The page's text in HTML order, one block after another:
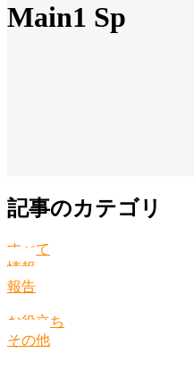
Main1 Sp
記事のカテゴリ
すべて
情報
報告
お役立ち
その他